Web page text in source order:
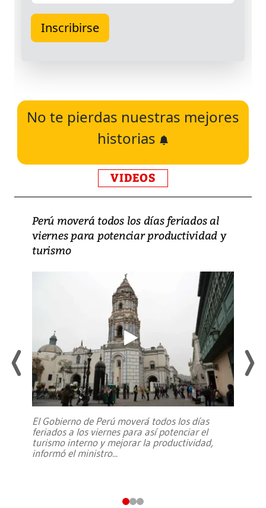
No te pierdas nuestras mejores
historias
VIDEOS
Perú moverá todos los días feriados al
viernes para potenciar productividad y
turismo
El Gobierno de Perú moverá todos los días
feriados a los viernes para así potenciar el
turismo interno y mejorar la productividad,
informó el ministro...